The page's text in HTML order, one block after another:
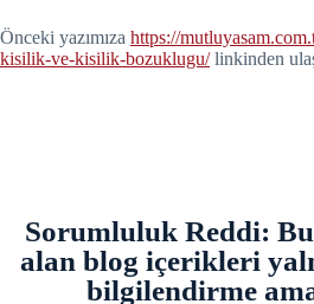
Önceki yazımıza https://
kisilik-ve-kisilik-bozuklugu/linkinden
Sorumluluk Reddi:
alan blog içerikleri
bilgilendirme